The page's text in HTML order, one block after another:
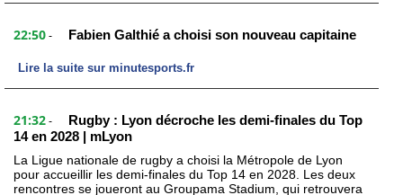
22:50 - Fabien Galthié a choisi son nouveau capitaine
Lire la suite sur minutesports.fr
21:32 -
Rugby : Lyon décroche les demi-finales du Top
14 en 2028 | mLyon
La Ligue nationale de rugby a choisi la Métropole de Lyon
pour accueillir les demi-finales du Top 14 en 2028. Les deux
rencontres se joueront au Groupama Stadium, qui retrouvera